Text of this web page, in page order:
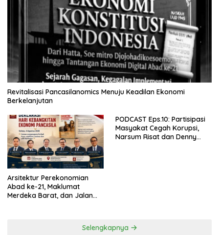
Revitalisasi Pancasilanomics Menuju Keadilan Ekonomi
Berkelanjutan
Arsitektur Perekonomian
Abad ke-21, Maklumat
Merdeka Barat, dan Jalan
PODCAST Eps.10: Partisipasi
Masyakat Cegah Korupsi,
Narsum Risat dan Denny
Selengkapnya